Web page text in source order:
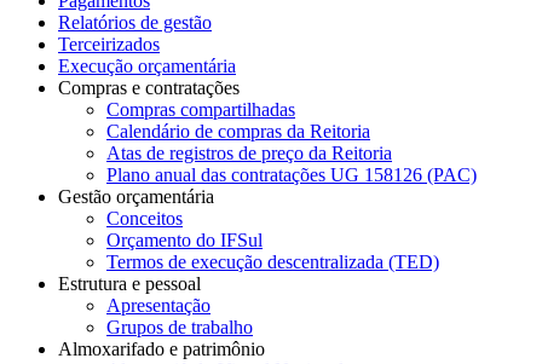
Relatórios de gestão
Terceirizados
Execução orçamentária
Compras e contratações
Compras compartilhadas
Calendário de compras da Reitoria
Atas de registros de preço da Reitoria
Plano anual das contratações UG 158126 (PAC)
Gestão orçamentária
Conceitos
Orçamento do IFSul
Termos de execução descentralizada (TED)
Estrutura e pessoal
Apresentação
Grupos de trabalho
Almoxarifado e patrimônio